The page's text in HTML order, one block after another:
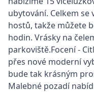
ubytování. Celkem
hostů, takže můžete
hodin. Vrásky na
parkoviště.Focení -
přes nové moderní
bude tak krásným
Malebné pozadí